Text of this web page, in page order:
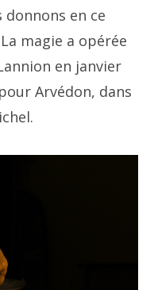
donnons en ce
magie a opérée
en janvier
Arvédon, dans